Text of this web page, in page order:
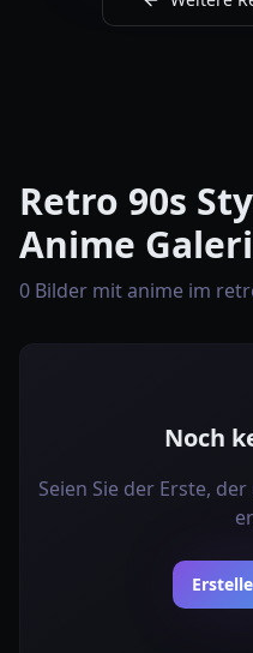
Retro 90s
Anime
0 Bilder mit anime im
Noch
Seien Sie der Erste,